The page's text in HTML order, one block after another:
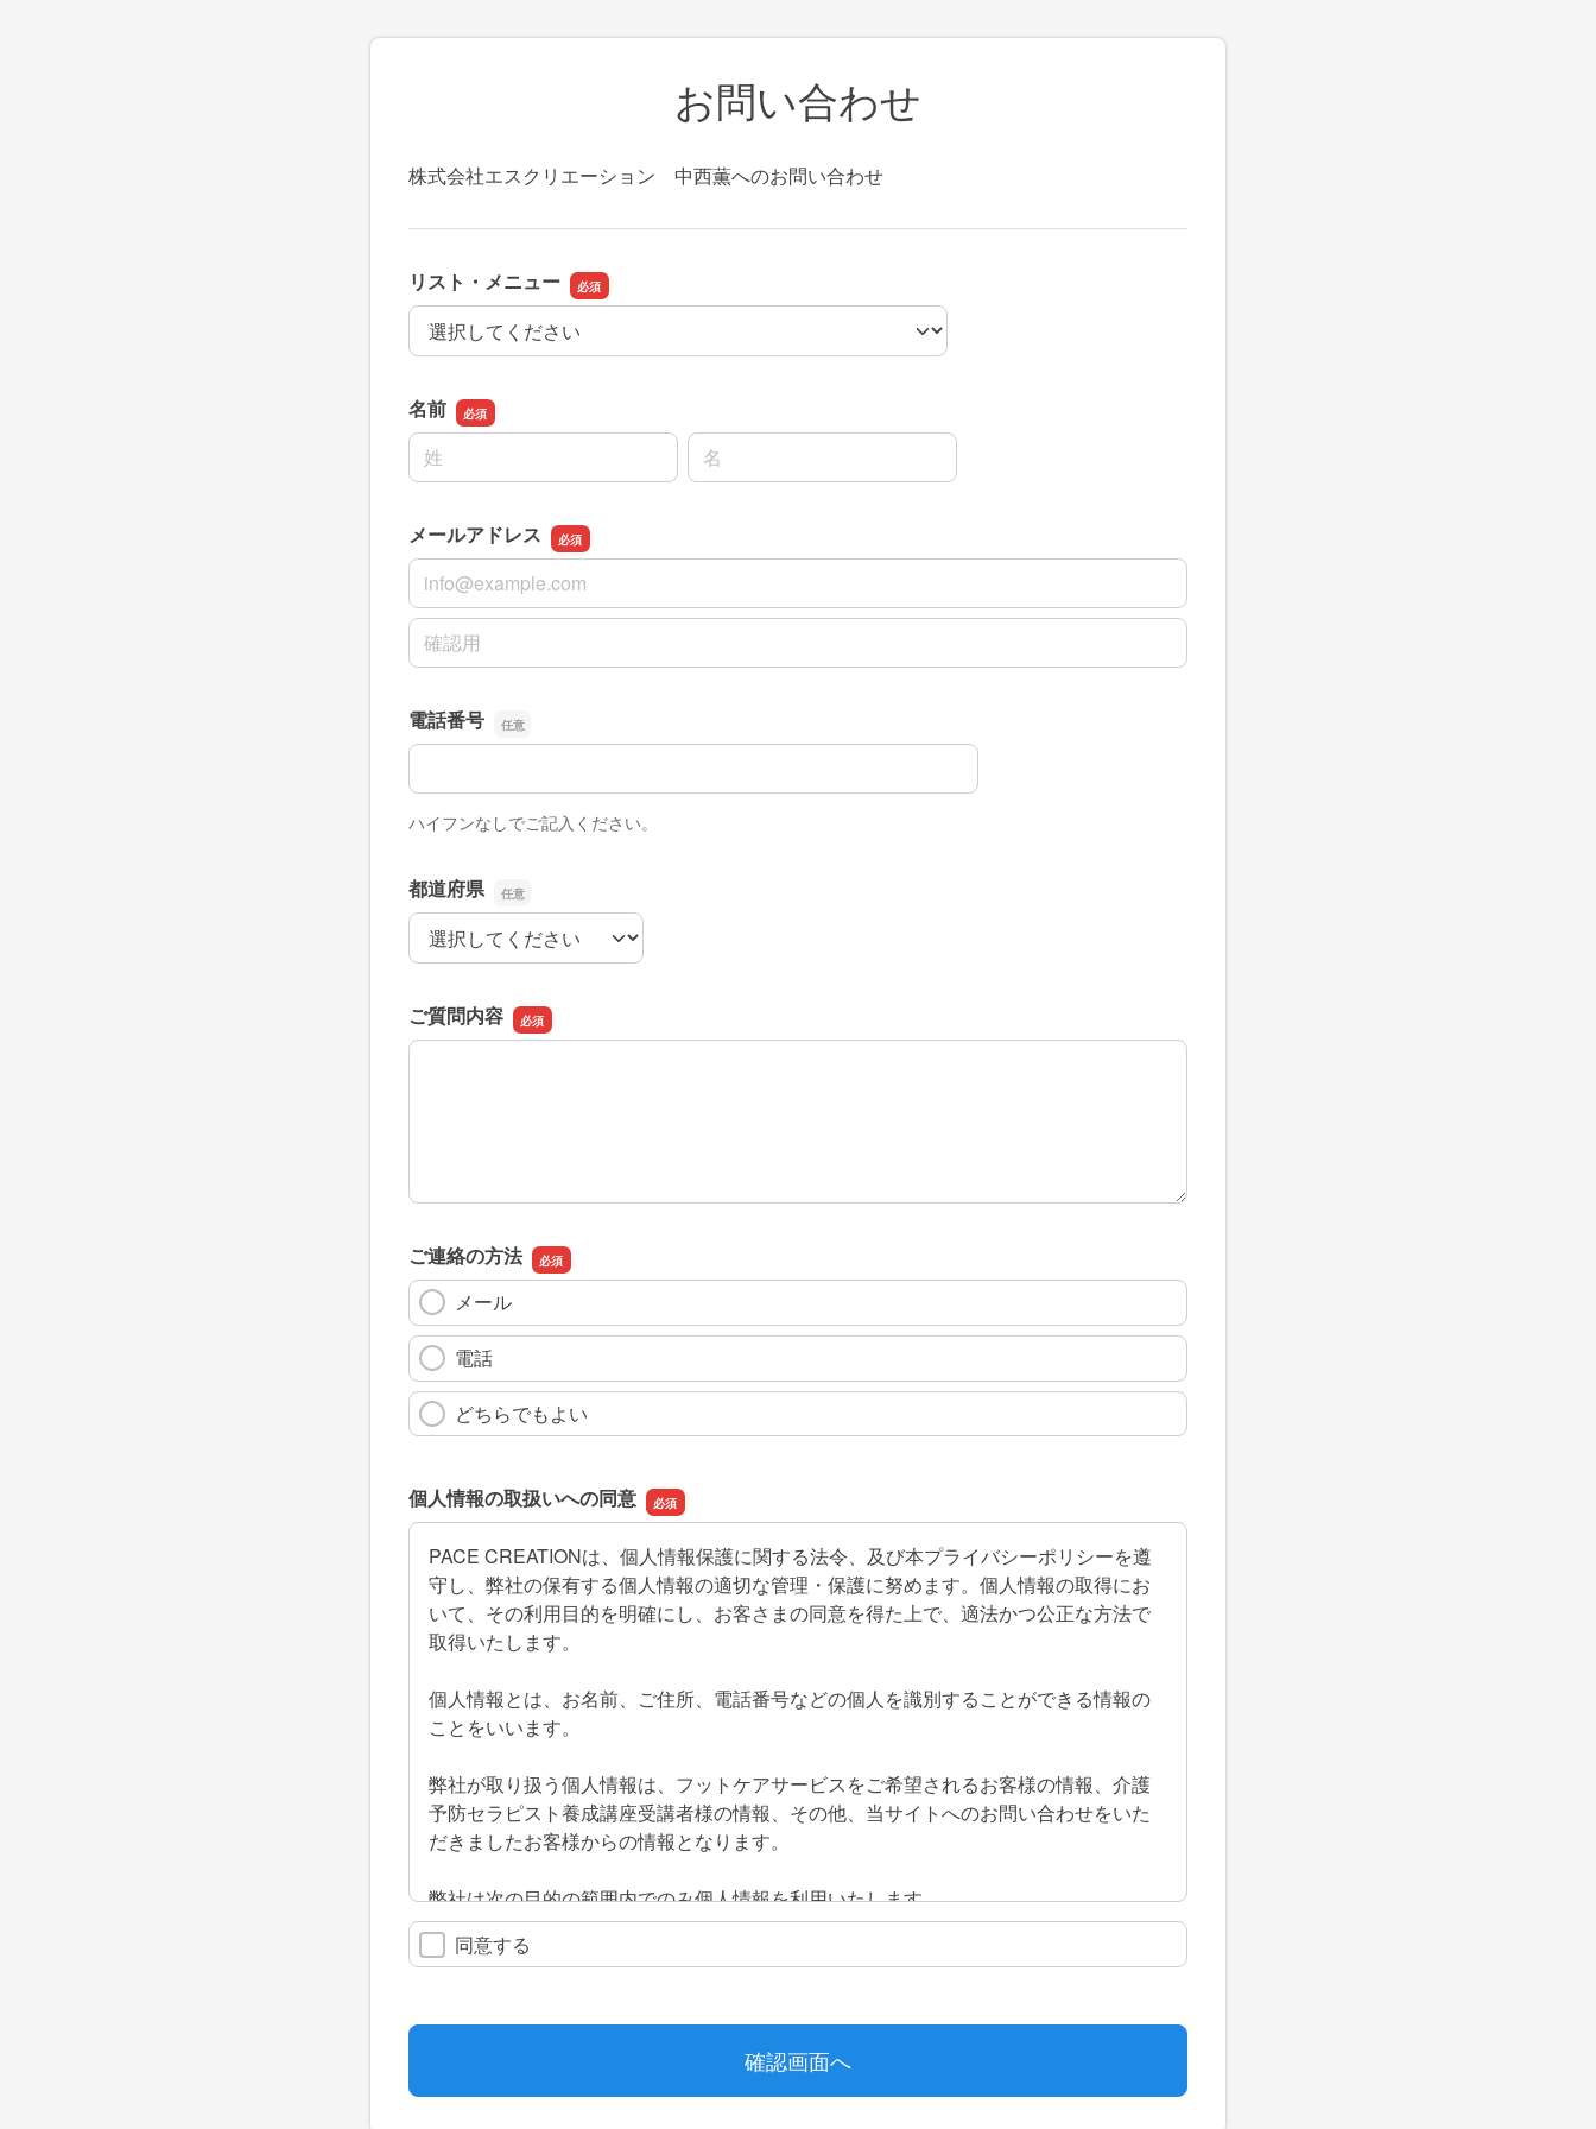
お問い合わせ
株式会社エスクリエーション 中西薫へのお問い合わせ
リスト・メニュー
リスト・メニュー
名前
名前の姓
名前の名
メールアドレス
メールアドレス
メールアドレスの確認用
電話番号
電話番号
ハイフンなしでご記入ください。
都道府県
都道府県
ご質問内容
ご質問内容
ご連絡の方法
メール
電話
どちらでもよい
個人情報の取扱いへの同意
PACE CREATIONは、個人情報保護に関する法令、及び本プライバシーポリシーを遵
守し、弊社の保有する個人情報の適切な管理・保護に努めます。個人情報の取得にお
いて、その利用目的を明確にし、お客さまの同意を得た上で、適法かつ公正な方法で
取得いたします。
個人情報とは、お名前、ご住所、電話番号などの個人を識別することができる情報の
ことをいいます。
弊社が取り扱う個人情報は、フットケアサービスをご希望されるお客様の情報、介護
予防セラピスト養成講座受講者様の情報、その他、当サイトへのお問い合わせをいた
だきましたお客様からの情報となります。
弊社は次の目的の範囲内でのみ個人情報を利用いたします。
・お問合せ・ご相談に関する、電話および電子メールでのご連絡
・お見積のご依頼・業務提携に関するご相談に対する回答及び資料送付
当サイトは、個人情報保護法等の法令に定めのある場合を除き、個人情報をあらかじ
同意する